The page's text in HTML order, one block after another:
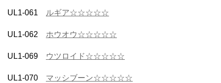
UL1-061 ルギア☆☆☆☆☆
UL1-062 ホウオウ☆☆☆☆☆
UL1-069 ウツロイド☆☆☆☆☆
UL1-070 マッシブーン☆☆☆☆☆